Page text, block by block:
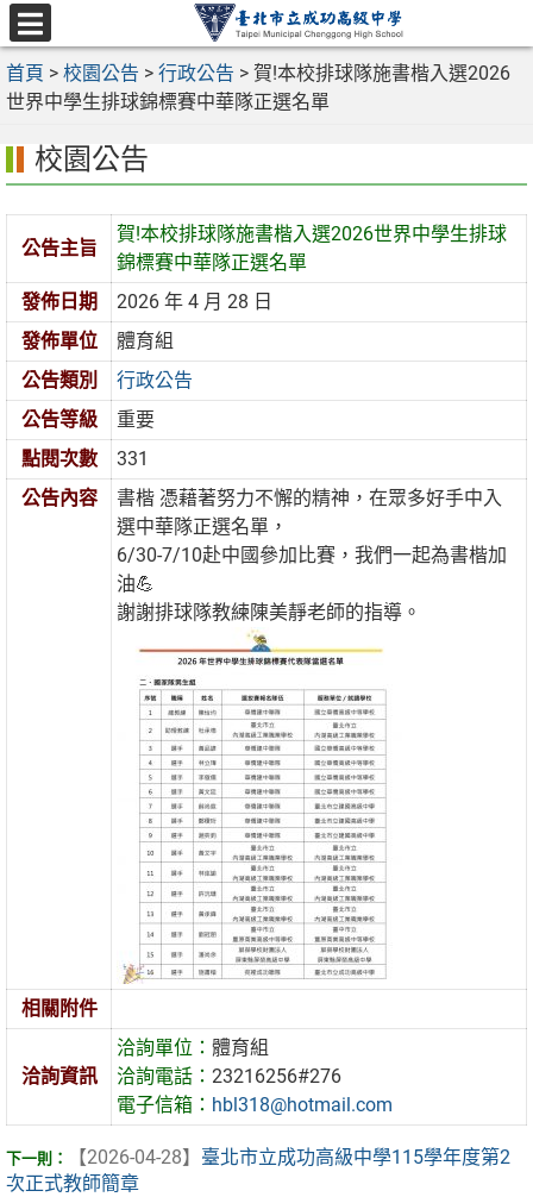
跳
至
主
要
區
選
單
首頁 > 校園公告 > 行政公告 > 賀!本校排球隊施書楷入選2026
世界中學生排球錦標賽中華隊正選名單
校園公告
公告主旨
賀!本校排球隊施書楷入選2026世界中學生排球
錦標賽中華隊正選名單
發佈日期
2026 年 4 月 28 日
發佈單位
體育組
公告類別
行政公告
公告等級
重要
點閱次數
331
公告內容
書楷 憑藉著努力不懈的精神，在眾多好手中入
選中華隊正選名單，
6/30-7/10赴中國參加比賽，我們一起為書楷加
油💪
謝謝排球隊教練陳美靜老師的指導。
相關附件
洽詢資訊
洽詢單位：體育組
洽詢電話：23216256#276
電子信箱： hbl318@hotmail.com
【2026-04-28】 臺北市立成功高級中學115學年度第2
次正式教師簡章